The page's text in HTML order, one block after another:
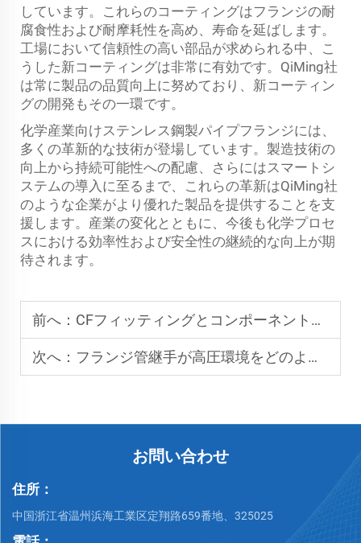
しています。これらのコーティングはフランジの耐
腐食性および耐摩耗性を高め、寿命を延ばします。
工場において信頼性の高い部品が求められる中、こ
うした新コーティングは非常に有効です。QiMing社
は常に製品の品質向上に努めており、新コーティン
グの開発もその一環です。
化学産業向けステンレス鋼製パイプフランジには、
多くの革新的な技術が登場しています。製造技術の
向上から持続可能性への配慮、さらにはスマートシ
ステムの導入に至るまで、これらの革新はQiMing社
のような企業がより優れた製品を提供することを支
援します。産業の変化とともに、今後も化学プロセ
スにおける効率性および安全性の継続的な向上が期
待されます。
前へ： CFフィッティングとコンポーネントの互換性を決定するもの
次へ： フランジ管継手が高圧環境をどのように支えるのか？
お問い合わせ
住所：
中国浙江省温州浜海工業区定翔路659番地、325025